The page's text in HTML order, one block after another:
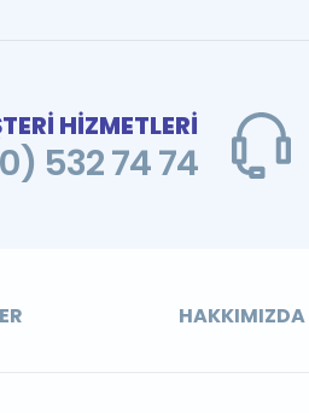
HİZMETLERİ
532 74 74
HAKKIMIZDA